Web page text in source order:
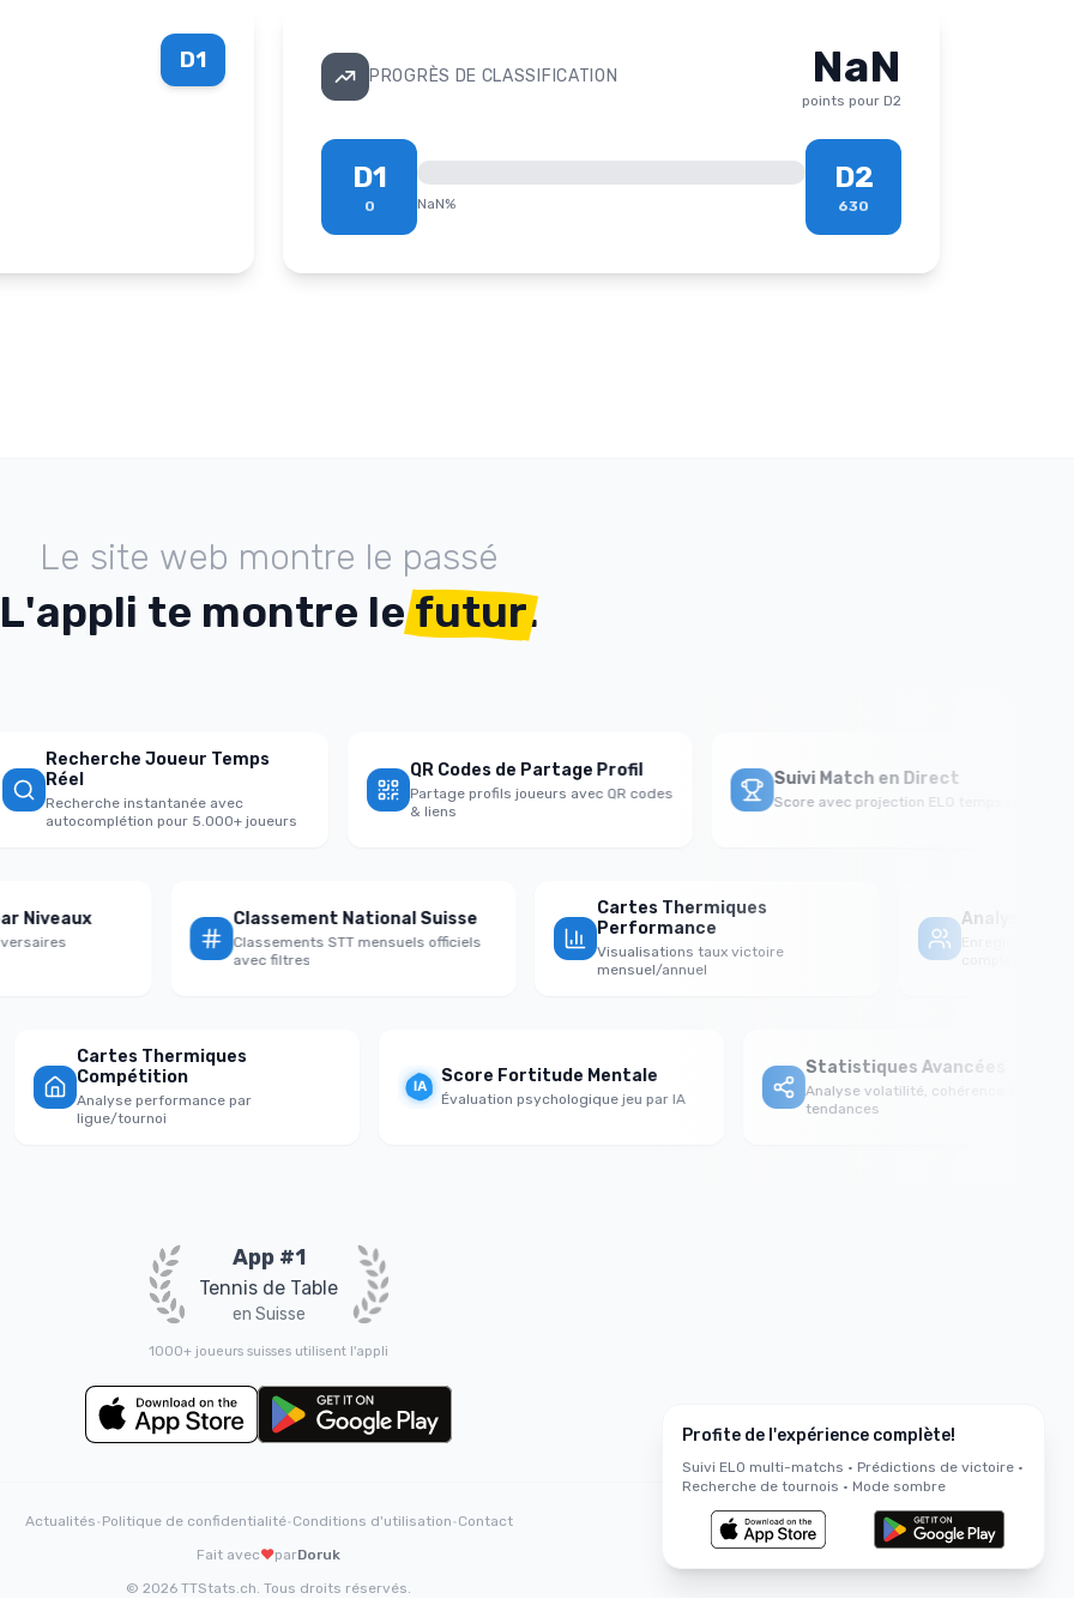
Profite de l'expérience complète!
Suivi ELO multi-matchs • Prédictions de victoire •
Recherche de tournois • Mode sombre
D1
PROGRÈS DE CLASSIFICATION NaN
points pour D2
D1
0 NaN%
D2
630
Le site web montre le passé
L'appli te montre le futur.
Recherche Joueur Temps
Réel
Recherche instantanée avec
autocomplétion pour 5.000+ joueurs
QR Codes de Partage Profil
Partage profils joueurs avec QR codes
& liens
Suivi Match en Direct
Score avec projection ELO temps réel
par Niveaux
adversaires
Classement National Suisse
Classements STT mensuels officiels
avec filtres
Cartes Thermiques
Performance
Visualisations taux victoire
mensuel/annuel
Cartes Thermiques
Compétition
Analyse performance par
ligue/tournoi
Score Fortitude Mentale
Évaluation psychologique jeu par IA
Statistiques Avancées
Analyse volatilité, cohérence &
tendances
App #1
Tennis de Table
en Suisse
1000+ joueurs suisses utilisent l'appli
Actualités•Politique de confidentialité•Conditions d'utilisation•Contact
Fait avec❤️parDoruk
© 2026 TTStats.ch. Tous droits réservés.